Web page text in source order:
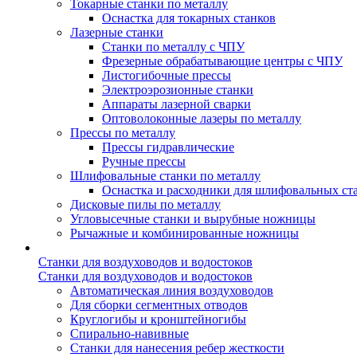
Токарные станки по металлу
Оснастка для токарных станков
Лазерные станки
Станки по металлу с ЧПУ
Фрезерные обрабатывающие центры с ЧПУ
Листогибочные прессы
Электроэрозионные станки
Аппараты лазерной сварки
Оптоволоконные лазеры по металлу
Прессы по металлу
Прессы гидравлические
Ручные прессы
Шлифовальные станки по металлу
Оснастка и расходники для шлифовальных
Дисковые пилы по металлу
Угловысечные станки и вырубные ножницы
Рычажные и комбинированные ножницы
Станки для воздуховодов и водостоков
Станки для воздуховодов и водостоков
Автоматическая линия воздуховодов
Для сборки сегментных отводов
Круглогибы и кронштейногибы
Спирально-навивные
Станки для нанесения ребер жесткости